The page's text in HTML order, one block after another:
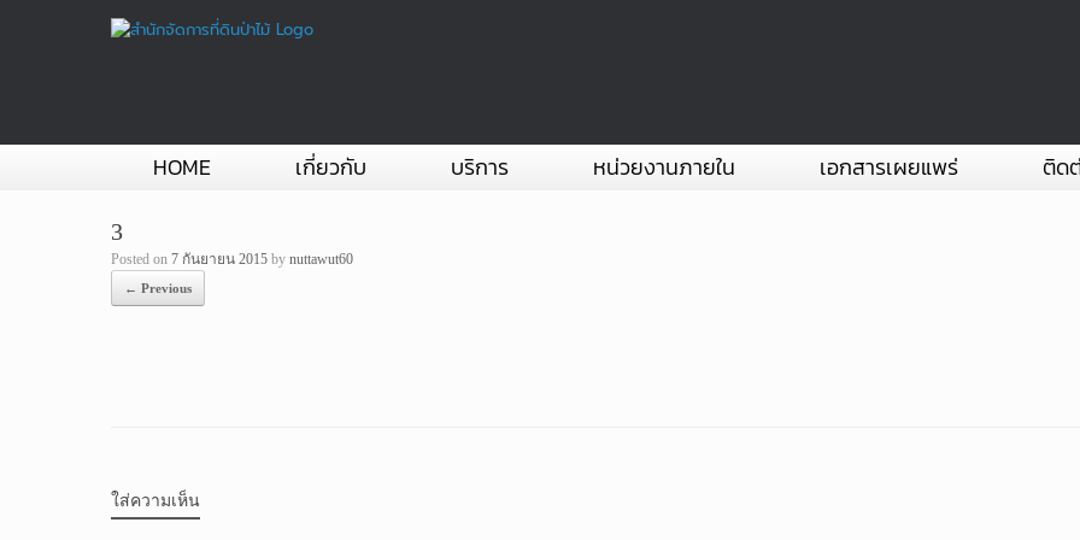
HOME เกี่ยวกับ บริการ หน่วยงานภายใน เอกสารเผยแพร่ ติด
3
Posted on 7 กันยายน 2015 by nuttawut60
← Previous
ใส่ความเห็น